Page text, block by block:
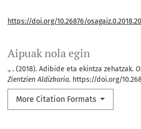
Aipuak nola egin
., . (2018). Adibide eta ekintza zehatzak.
Zientzien Aldizkaria. https://doi.org/
More Citation Formats
https://doi.org/10.26876/